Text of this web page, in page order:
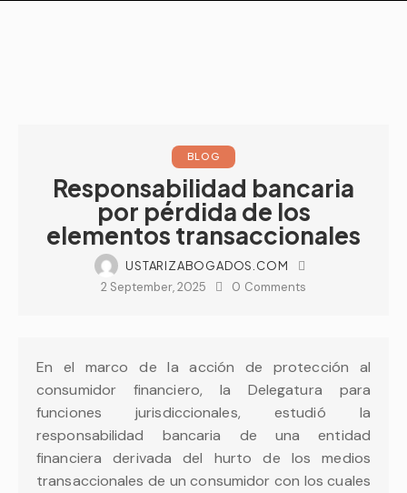
BLOG
Responsabilidad bancaria
por pérdida de los
elementos transaccionales
USTARIZABOGADOS.COM
2 September, 2025 0 Comments
En el marco de la acción de protección al
consumidor financiero, la Delegatura para
funciones jurisdiccionales, estudió la
responsabilidad bancaria de una entidad
financiera derivada del hurto de los medios
transaccionales de un consumidor con los cuales